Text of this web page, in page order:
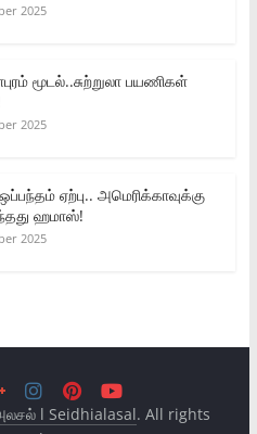
2025
மூடல்..சுற்றுலா பயணிகள்
2025
ஏற்பு.. அமெரிக்காவுக்கு
ஹமாஸ்!
2025
l Seidhialasal. All rights